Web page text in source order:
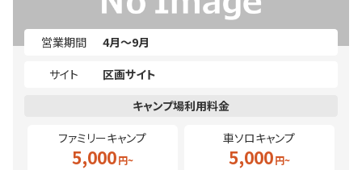
営業期間
4月～9月
サイト
区画サイト
ファミリーキャンプ
5,000
車ソロキャンプ
5,000